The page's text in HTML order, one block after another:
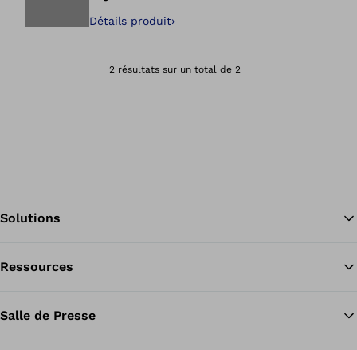
Détails produit›
2 résultats sur un total de 2
Solutions
Ressources
Salle de Presse